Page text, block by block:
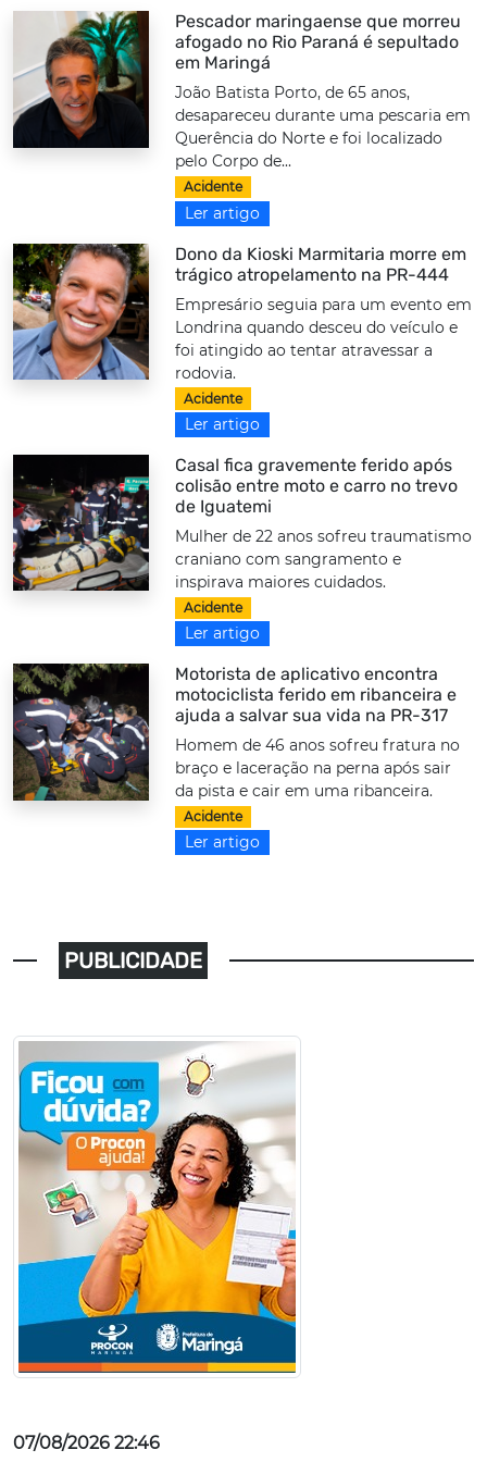
Pescador maringaense que morreu
afogado no Rio Paraná é sepultado
em Maringá
João Batista Porto, de 65 anos,
desapareceu durante uma pescaria em
Querência do Norte e foi localizado
pelo Corpo de...
Acidente
Ler artigo
Dono da Kioski Marmitaria morre em
trágico atropelamento na PR-444
Empresário seguia para um evento em
Londrina quando desceu do veículo e
foi atingido ao tentar atravessar a
rodovia.
Acidente
Ler artigo
Casal fica gravemente ferido após
colisão entre moto e carro no trevo
de Iguatemi
Mulher de 22 anos sofreu traumatismo
craniano com sangramento e
inspirava maiores cuidados.
Acidente
Ler artigo
Motorista de aplicativo encontra
motociclista ferido em ribanceira e
ajuda a salvar sua vida na PR-317
Homem de 46 anos sofreu fratura no
braço e laceração na perna após sair
da pista e cair em uma ribanceira.
Acidente
Ler artigo
PUBLICIDADE
07/08/2026 22:46